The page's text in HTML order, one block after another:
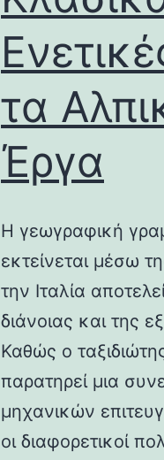
τα
Έργα
Η γεωγραφική
εκτείνεται μέσω
την Ιταλία
διάνοιας και της
Καθώς ο
παρατηρεί μια
μηχανικών
οι διαφορετικοί